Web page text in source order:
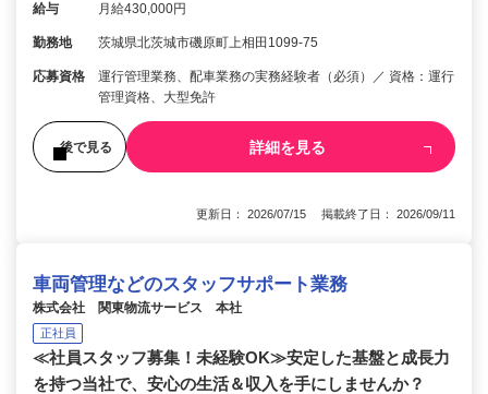
給与 月給430,000円
勤務地 茨城県北茨城市磯原町上相田1099-75
応募資格
運行管理業務、配車業務の実務経験者（必須）／ 資格：運行
管理資格、大型免許
後で見る 詳細を見る
更新日： 2026/07/15 掲載終了日： 2026/09/11
車両管理などのスタッフサポート業務
株式会社 関東物流サービス 本社
正社員
≪社員スタッフ募集！未経験OK≫安定した基盤と成長力
を持つ当社で、安心の生活＆収入を手にしませんか？